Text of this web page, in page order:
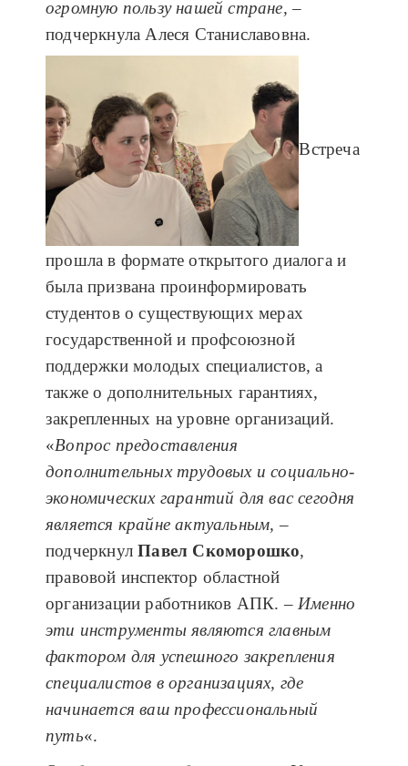
огромную пользу нашей стране,–
подчеркнула Алеся Станиславовна.
Встреча
прошла в формате открытого диалога и
была призвана проинформировать
студентов о существующих мерах
государственной и профсоюзной
поддержки молодых специалистов, а
также о дополнительных гарантиях,
закрепленных на уровне организаций.
«Вопрос предоставления
дополнительных трудовых и социально-
экономических гарантий для вас сегодня
является крайне актуальным, –
подчеркнулПавел Скоморошко,
правовой инспектор областной
организации работников АПК.– Именно
эти инструменты являются главным
фактором для успешного закрепления
специалистов в организациях, где
начинается ваш профессиональный
путь«.